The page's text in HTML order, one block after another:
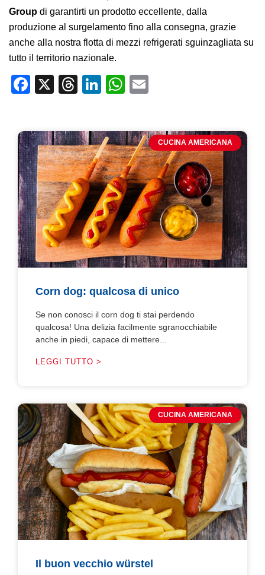
Group di garantirti un prodotto eccellente, dalla
produzione al surgelamento fino alla consegna, grazie
anche alla nostra flotta di mezzi refrigerati sguinzagliata su
tutto il territorio nazionale.
Facebook
X Threads
LinkedIn
WhatsApp
CUCINA AMERICANA
Corn dog: qualcosa di unico
Se non conosci il corn dog ti stai perdendo
qualcosa! Una delizia facilmente sgranocchiabile
anche in piedi, capace di mettere...
LEGGI TUTTO >
CUCINA AMERICANA
Il buon vecchio würstel